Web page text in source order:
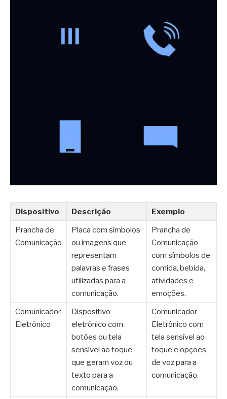
Dispositivo Descrição
Exemplo
Prancha de
Comunicação
Placa com símbolos
ou imagens que
representam
palavras e frases
utilizadas para a
comunicação.
Prancha de
Comunicação
com símbolos de
comida, bebida,
atividades e
emoções.
Comunicador
Eletrônico
Dispositivo
eletrônico com
botões ou tela
sensível ao toque
que geram voz ou
texto para a
comunicação.
Comunicador
Eletrônico com
tela sensível ao
toque e opções
de voz para a
comunicação.